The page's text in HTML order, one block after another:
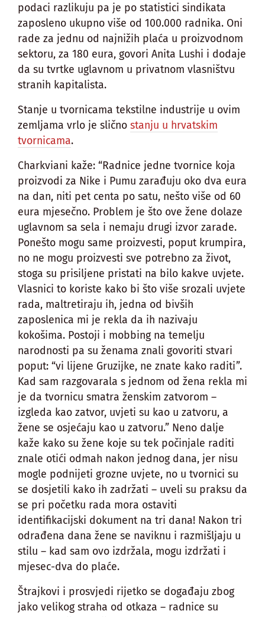
podaci razlikuju pa je po statistici sindikata
zaposleno ukupno više od 100.000 radnika. Oni
rade za jednu od najnižih plaća u proizvodnom
sektoru, za 180 eura, govori Anita Lushi i dodaje
da su tvrtke uglavnom u privatnom vlasništvu
stranih kapitalista.
Stanje u tvornicama tekstilne industrije u ovim
zemljama vrlo je slično stanju u hrvatskim
tvornicama.
Charkviani kaže: “Radnice jedne tvornice koja
proizvodi za Nike i Pumu zarađuju oko dva eura
na dan, niti pet centa po satu, nešto više od 60
eura mjesečno. Problem je što ove žene dolaze
uglavnom sa sela i nemaju drugi izvor zarade.
Ponešto mogu same proizvesti, poput krumpira,
no ne mogu proizvesti sve potrebno za život,
stoga su prisiljene pristati na bilo kakve uvjete.
Vlasnici to koriste kako bi što više srozali uvjete
rada, maltretiraju ih, jedna od bivših
zaposlenica mi je rekla da ih nazivaju
kokošima. Postoji i mobbing na temelju
narodnosti pa su ženama znali govoriti stvari
poput: “vi lijene Gruzijke, ne znate kako raditi”.
Kad sam razgovarala s jednom od žena rekla mi
je da tvornicu smatra ženskim zatvorom –
izgleda kao zatvor, uvjeti su kao u zatvoru, a
žene se osjećaju kao u zatvoru.” Neno dalje
kaže kako su žene koje su tek počinjale raditi
znale otići odmah nakon jednog dana, jer nisu
mogle podnijeti grozne uvjete, no u tvornici su
se dosjetili kako ih zadržati – uveli su praksu da
se pri početku rada mora ostaviti
identifikacijski dokument na tri dana! Nakon tri
odrađena dana žene se naviknu i razmišljaju u
stilu – kad sam ovo izdržala, mogu izdržati i
mjesec-dva do plaće.
Štrajkovi i prosvjedi rijetko se događaju zbog
jako velikog straha od otkaza – radnice su